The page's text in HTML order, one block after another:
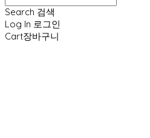
Search 검색
Log In 로그인
Cart장바구니